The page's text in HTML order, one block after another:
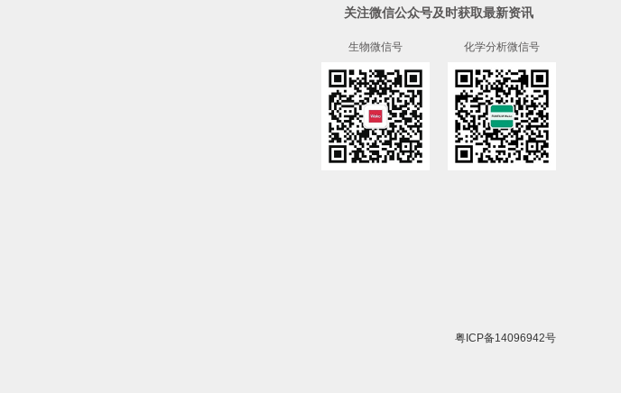
关注微信公众号及时获取最新资讯
生物微信号 化学分析微信号
粤ICP备14096942号